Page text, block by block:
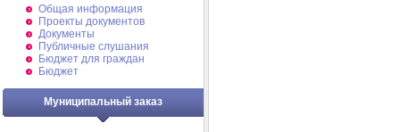
Общая информация
Проекты документов
Документы
Публичные слушания
Бюджет для граждан
Бюджет
Муниципальный заказ